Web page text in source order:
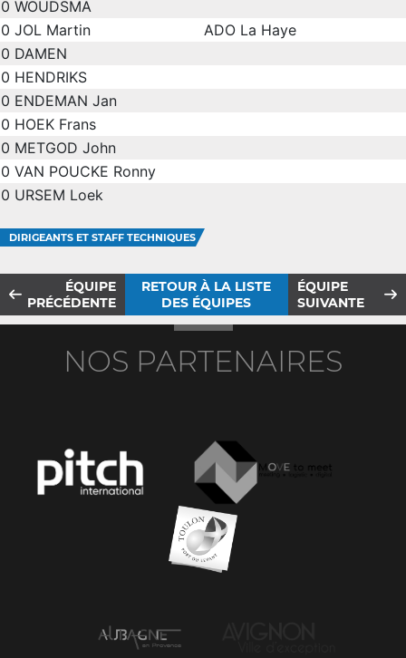
0 WOUDSMA
0 JOL Martin
ADO La Haye
0 DAMEN
0 HENDRIKS
0 ENDEMAN Jan
0 HOEK Frans
0 METGOD John
0 VAN POUCKE Ronny
0 URSEM Loek
DIRIGEANTS ET STAFF TECHNIQUES
ÉQUIPE
PRÉCÉDENTE
RETOUR À LA LISTE
DES ÉQUIPES
ÉQUIPE
SUIVANTE
NOS PARTENAIRES